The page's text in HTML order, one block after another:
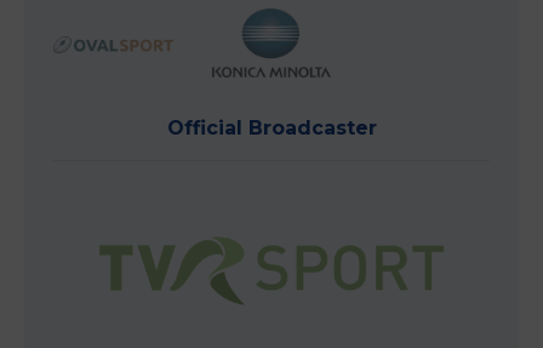
Official Broadcaster